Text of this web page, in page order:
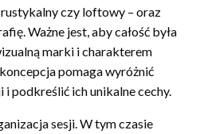
czy loftowy – oraz
Ważne jest, aby całość była
marki i charakterem
pomaga wyróżnić
podkreślić ich unikalne cechy.
sesji. W tym czasie